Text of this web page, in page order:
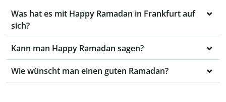
Was hat es mit Happy Ramadan in Frankfurt auf
sich?
Kann man Happy Ramadan sagen?
Wie wünscht man einen guten Ramadan?